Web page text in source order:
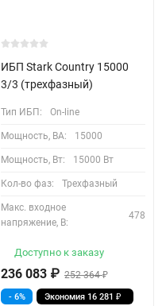
ИБП Stark Country 15000
3/3 (трехфазный)
Тип ИБП: On-line
Мощность, ВА: 15000
Мощность, Вт: 15000 Вт
Кол-во фаз: Трехфазный
Макс. входное
напряжение, В:
478
Доступно к заказу
236 083 ₽ 252 364₽
- 6% Экономия 16 281 ₽